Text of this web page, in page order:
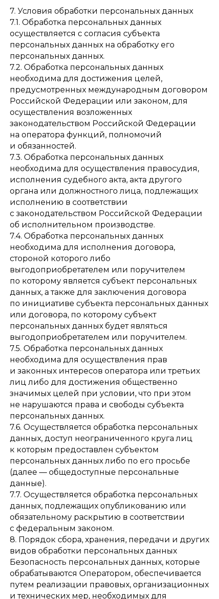
7. Условия обработки персональных данных
7.1. Обработка персональных данных
осуществляется с согласия субъекта
персональных данных на обработку его
персональных данных.
7.2. Обработка персональных данных
необходима для достижения целей,
предусмотренных международным договором
Российской Федерации или законом, для
осуществления возложенных
законодательством Российской Федерации
на оператора функций, полномочий
и обязанностей.
7.3. Обработка персональных данных
необходима для осуществления правосудия,
исполнения судебного акта, акта другого
органа или должностного лица, подлежащих
исполнению в соответствии
с законодательством Российской Федерации
об исполнительном производстве.
7.4. Обработка персональных данных
необходима для исполнения договора,
стороной которого либо
выгодоприобретателем или поручителем
по которому является субъект персональных
данных, а также для заключения договора
по инициативе субъекта персональных данных
или договора, по которому субъект
персональных данных будет являться
выгодоприобретателем или поручителем.
7.5. Обработка персональных данных
необходима для осуществления прав
и законных интересов оператора или третьих
лиц либо для достижения общественно
значимых целей при условии, что при этом
не нарушаются права и свободы субъекта
персональных данных.
7.6. Осуществляется обработка персональных
данных, доступ неограниченного круга лиц
к которым предоставлен субъектом
персональных данных либо по его просьбе
(далее — общедоступные персональные
данные).
7.7. Осуществляется обработка персональных
данных, подлежащих опубликованию или
обязательному раскрытию в соответствии
с федеральным законом.
8. Порядок сбора, хранения, передачи и других
видов обработки персональных данных
Безопасность персональных данных, которые
обрабатываются Оператором, обеспечивается
путем реализации правовых, организационных
и технических мер, необходимых для